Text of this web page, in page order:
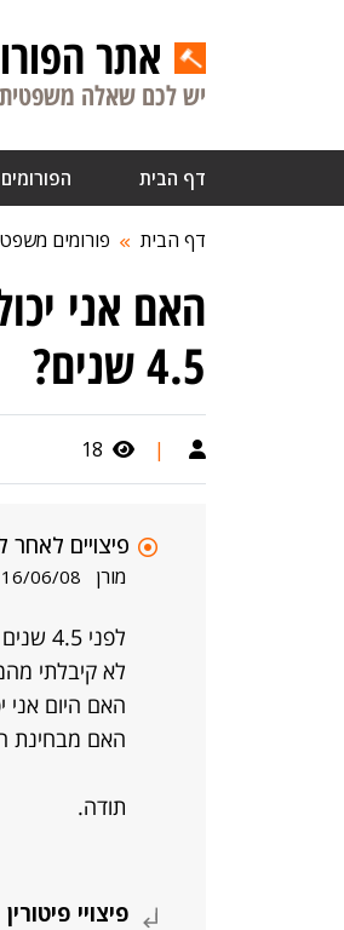
אתר
יש לכם שאלה
דף הבית
דף הבית פורומים
האם אני
4.5 שנים?
|
18
פיצויים לאחר
מורן 16/06/08
לפני 4.5 שנים ילדתי את בני בכור ולאחר חופשת הלידה התפטרתי כדי להיות איתו בבית.
לא קיבלתי
האם היום אני
האם מבחינת
תודה.
פיצויי פיטורין